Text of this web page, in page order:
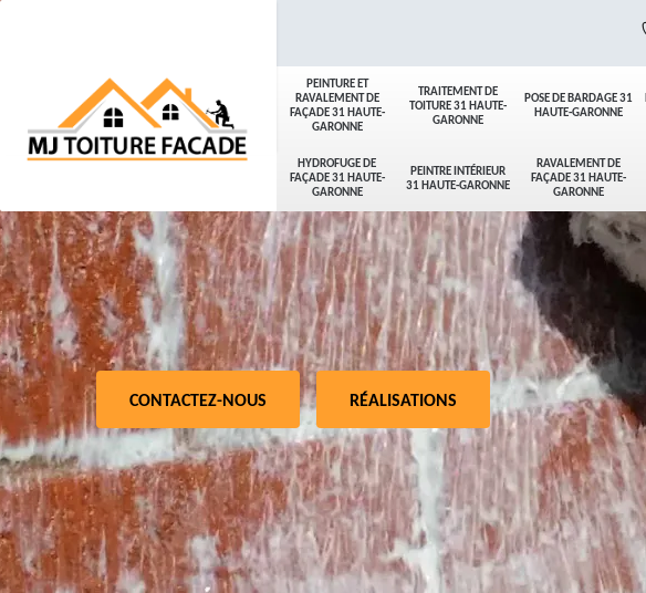
PEINTURE ET
RAVALEMENT DE
FAÇADE 31 HAUTE-
GARONNE
TRAITEMENT DE
TOITURE 31 HAUTE-
GARONNE
POSE DE BARDAGE 31
HAUTE-GARONNE
HYDROFUGE DE
FAÇADE 31 HAUTE-
GARONNE
PEINTRE INTÉRIEUR
31 HAUTE-GARONNE
RAVALEMENT DE
FAÇADE 31 HAUTE-
GARONNE
CONTACTEZ-NOUS RÉALISATIONS